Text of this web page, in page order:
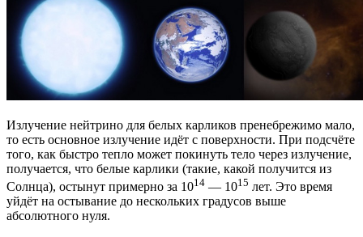
Излучение нейтрино для белых карликов пренебрежимо мало,
то есть основное излучение идёт с поверхности. При подсчёте
того, как быстро тепло может покинуть тело через излучение,
получается, что белые карлики (такие, какой получится из
Солнца), остынут примерно за 1014 — 1015 лет. Это время
уйдёт на остывание до нескольких градусов выше
абсолютного нуля.